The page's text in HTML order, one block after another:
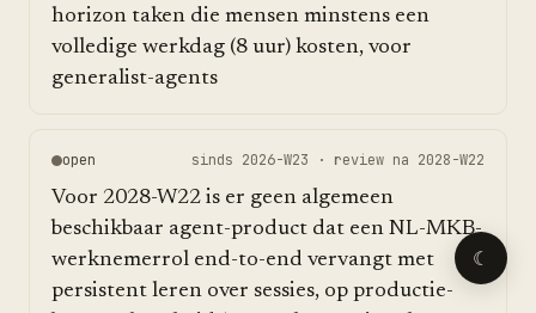
horizon taken die mensen minstens een
volledige werkdag (8 uur) kosten, voor
generalist-agents
open sinds 2026-W23 · review na 2028-W22
Voor 2028-W22 is er geen algemeen
beschikbaar agent-product dat een NL-MKB-
werknemerrol end-to-end vervangt met
persistent leren over sessies, op productie-
☾